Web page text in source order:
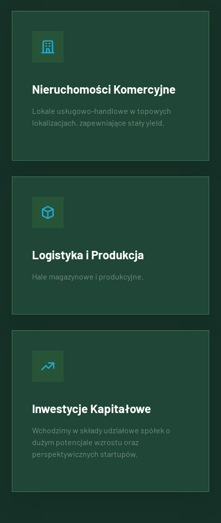
Nieruchomości Komercyjne
Lokale usługowo-handlowe w topowych
lokalizacjach, zapewniające stały yield.
Logistyka i Produkcja
Hale magazynowe i produkcyjne.
Inwestycje Kapitałowe
Wchodzimy w składy udziałowe spółek o
dużym potencjale wzrostu oraz
perspektywicznych startupów.